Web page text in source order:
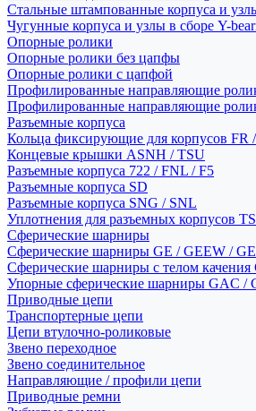
Стальные штампованные корпуса и
Чугунные корпуса и узлы в сборе Y-
Опорные ролики
Опорные ролики без цапфы
Опорные ролики с цапфой
Профилированные направляющие
Профилированные направляющие
Разъемные корпуса
Кольца фиксирующие для корпусов FR
Концевые крышки ASNH / TSU
Разъемные корпуса 722 / FNL / F5
Разъемные корпуса SD
Разъемные корпуса SNG / SNL
Уплотнения для разъемных корпусов
Сферические шарниры
Сферические шарниры GE / GEEW /
Сферические шарниры с телом
Упорные сферические шарниры GAC /
Приводные цепи
Транспортерные цепи
Цепи втулочно-роликовые
Звено переходное
Звено соединительное
Направляющие / профили цепи
Приводные ремни